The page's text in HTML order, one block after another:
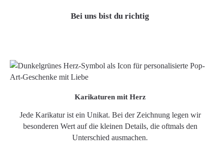
Bei uns bist du richtig
Karikaturen mit Herz
Jede Karikatur ist ein Unikat. Bei der Zeichnung legen wir
besonderen Wert auf die kleinen Details, die oftmals den
Unterschied ausmachen.